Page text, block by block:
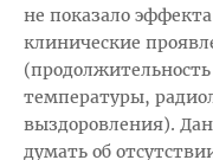
не показало
клинические
температуры,
выздоровления).
думать об